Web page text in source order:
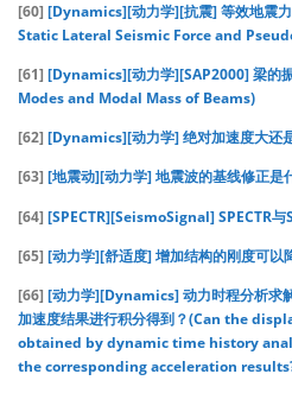
[60] [Dynamics][动力学][抗震] 等效地震
Static Lateral Seismic Force and
[61] [Dynamics][动力学][SAP2000] 梁的
Modes and Modal Mass of Beams)
[62] [Dynamics][动力学] 绝对加速度大还
[63] [地震动][动力学] 地震波的基线修正是
[64] [SPECTR][SeismoSignal] SPECTR
[65] [动力学][舒适度] 增加结构的刚度可以
[66] [动力学][Dynamics] 动力时程分析求
加速度结果进行积分得到？(Can the
obtained by dynamic time history
the corresponding acceleration